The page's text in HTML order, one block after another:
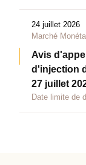
24 juillet 2026
Marché
Avis
d'injection
27 juillet
Date limite de